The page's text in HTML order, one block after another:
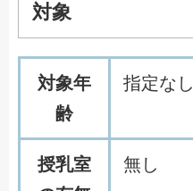
対象
対象年
齢
指定なし
授乳室
無し